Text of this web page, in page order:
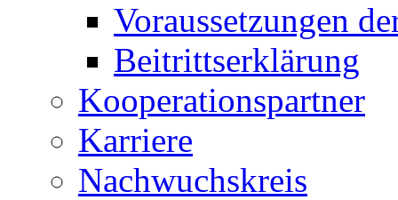
Voraussetzungen
Beitrittserklärung
Kooperationspartner
Karriere
Nachwuchskreis